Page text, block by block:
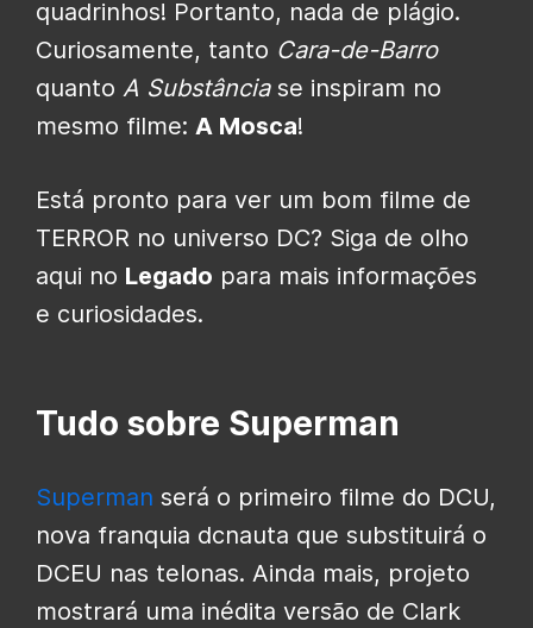
quadrinhos! Portanto, nada de plágio.
Curiosamente, tanto Cara-de-Barro
quanto A Substânciase inspiram no
mesmo filme: A Mosca!
Está pronto para ver um bom filme de
TERROR no universo DC? Siga de olho
aqui no Legado para mais informações
e curiosidades.
Tudo sobre Superman
Superman será o primeiro filme do DCU,
nova franquia dcnauta que substituirá o
DCEU nas telonas. Ainda mais, projeto
mostrará uma inédita versão de Clark